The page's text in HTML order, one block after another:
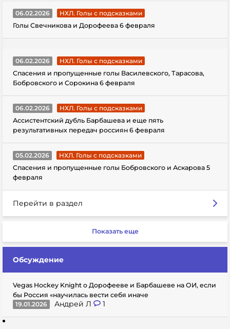
06.02.2026
НХЛ. Голы с подсказками
Голы Свечникова и Дорофеева 6 февраля
06.02.2026
НХЛ. Голы с подсказками
Спасения и пропущенные голы Василевского, Тарасова,
Бобровского и Сорокина 6 февраля
06.02.2026
НХЛ. Голы с подсказками
Ассистентский дубль Барбашева и еще пять
результативных передач россиян 6 февраля
05.02.2026
НХЛ. Голы с подсказками
Спасения и пропущенные голы Бобровского и Аскарова 5
февраля
Перейти в раздел
Показать еще
Обсуждение
Vegas Hockey Knight о Дорофееве и Барбашеве на ОИ, если
бы Россия «научилась вести себя иначе
19.01.2026
Андрей Л 1